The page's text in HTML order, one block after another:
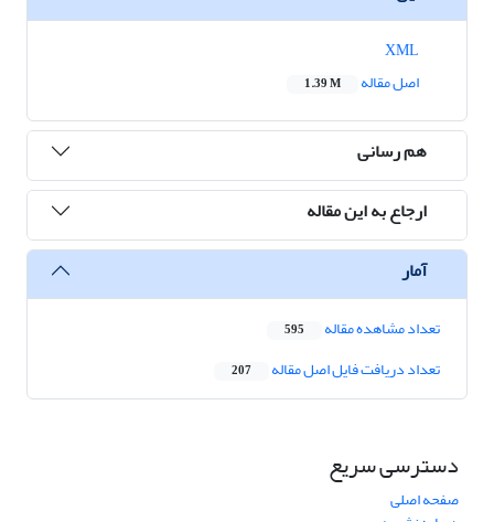
اصل مقاله
1.39 M
هم رسانی
ارجاع به این مقاله
آمار
تعداد مشاهده مقاله 595
تعداد دریافت فایل اصل مقاله 207
دسترسی سریع
صفحه اصلی